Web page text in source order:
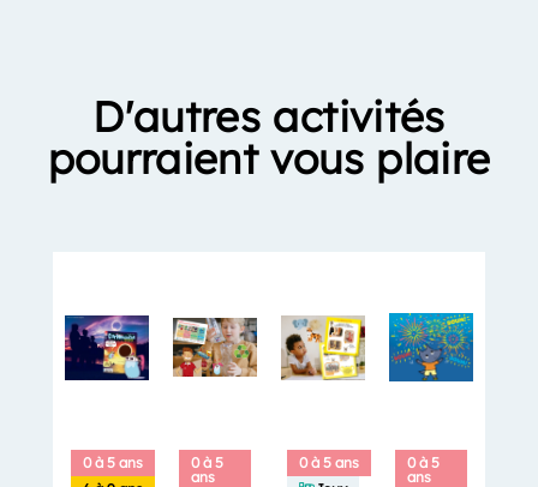
D'autres activités
pourraient vous plaire
0 à 5 ans
0 à 5
ans
0 à 5 ans
0 à 5
ans